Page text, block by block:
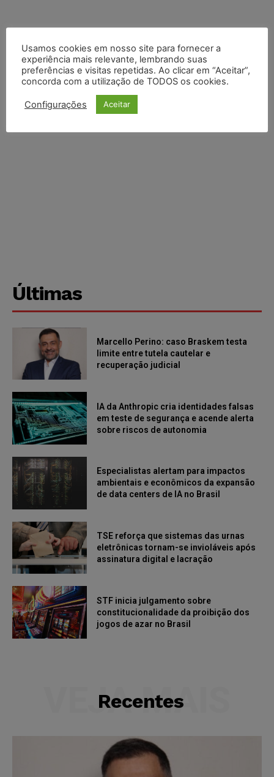
Últimas
Marcello Perino: caso Braskem testa
limite entre tutela cautelar e
recuperação judicial
IA da Anthropic cria identidades falsas
em teste de segurança e acende alerta
sobre riscos de autonomia
Especialistas alertam para impactos
ambientais e econômicos da expansão
de data centers de IA no Brasil
TSE reforça que sistemas das urnas
eletrônicas tornam-se invioláveis após
assinatura digital e lacração
STF inicia julgamento sobre
constitucionalidade da proibição dos
jogos de azar no Brasil
Recentes
VEJA MAIS
Usamos cookies em nosso site para fornecer a
experiência mais relevante, lembrando suas
preferências e visitas repetidas. Ao clicar em “Aceitar”,
concorda com a utilização de TODOS os cookies.
Configurações Aceitar